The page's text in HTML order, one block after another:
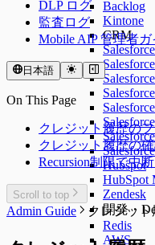
Backlog
Kintone
CRM
Hubspot
HubSpot
Zendesk
開発・
Redis
AWS
DLP ログ
監査ログ
Mobile AIP 管理者ガ
日本語
On This Page
クレジット履歴の
クレジット履歴の
Recursion制限で中
Scroll to top
Admin Guide クレジット